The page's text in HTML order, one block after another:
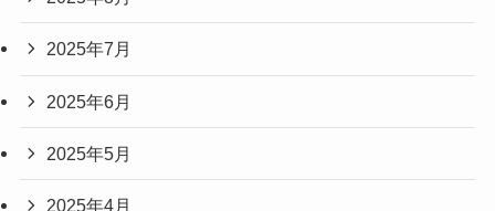
2025年7月
2025年6月
2025年5月
2025年4月